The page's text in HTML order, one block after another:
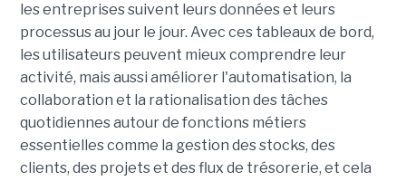
les entreprises suivent leurs données et leurs
processus au jour le jour. Avec ces tableaux de bord,
les utilisateurs peuvent mieux comprendre leur
activité, mais aussi améliorer l'automatisation, la
collaboration et la rationalisation des tâches
quotidiennes autour de fonctions métiers
essentielles comme la gestion des stocks, des
clients, des projets et des flux de trésorerie, et cela